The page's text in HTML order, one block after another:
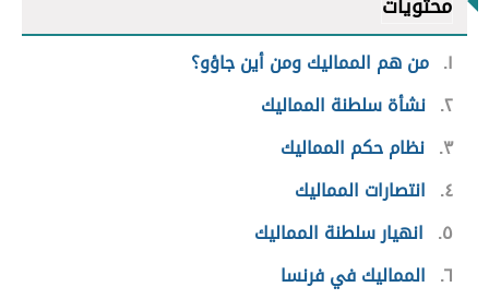
١ من هم المماليك ومن أين جاؤو؟
٢ نشأة سلطنة المماليك
٣ نظام حكم المماليك
٤
انتصارات المماليك
٥
انهيار سلطنة المماليك
٦ المماليك في فرنسا